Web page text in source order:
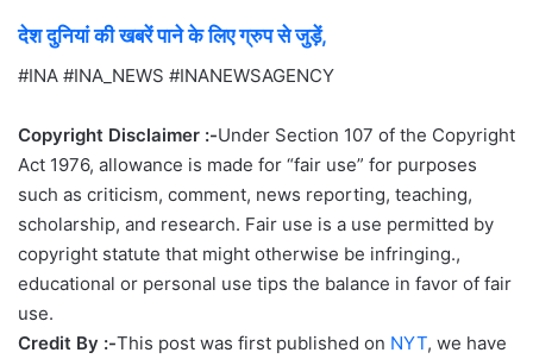
देश दुनियां की खबरें पाने के लिए ग्रुप से जुड़ें,
#INA #INA_NEWS #INANEWSAGENCY
Copyright Disclaimer :-Under Section 107 of the Copyright
Act 1976, allowance is made for “fair use” for purposes
such as criticism, comment, news reporting, teaching,
scholarship, and research. Fair use is a use permitted by
copyright statute that might otherwise be infringing.,
educational or personal use tips the balance in favor of fair
use.
Credit By :-This post was first published on NYT, we have